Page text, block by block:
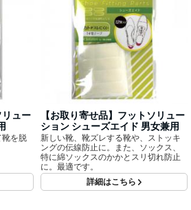
リュー
靴を脱
【お取り寄せ品】フットソリュー
ション シューズエイド 男女兼用
新しい靴、靴ズレする靴や、ストッキ
ングの伝線防止に。また、ソックス、
特に綿ソックスのかかとスリ切れ防止
に。最適です。
詳細はこちら